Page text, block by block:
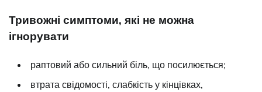
Тривожні симптоми, які не можна
ігнорувати
раптовий або сильний біль, що посилюється;
втрата свідомості, слабкість у кінцівках,